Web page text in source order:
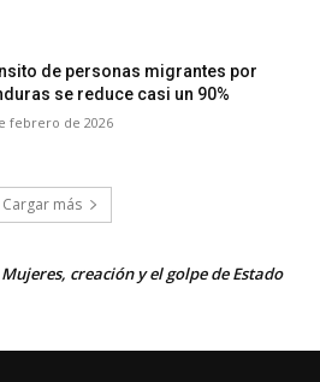
de personas migrantes por
se reduce casi un 90%
febrero de 2026
Cargar más
Mujeres, creación y el golpe de Estado